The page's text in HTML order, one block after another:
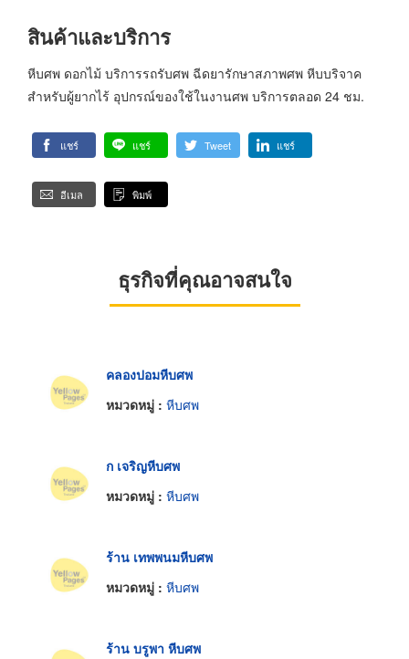
สินค้าและบริการ
หีบศพ ดอกไม้ บริการรถรับศพ ฉีดยารักษาสภาพศพ หีบบริจาค
สำหรับผู้ยากไร้ อุปกรณ์ของใช้ในงานศพ บริการตลอด 24 ชม.
แชร์ แชร์ Tweet แชร์
อีเมล พิมพ์
ธุรกิจที่คุณอาจสนใจ
คลองปอมหีบศพ
หมวดหมู่ : หีบศพ
ก เจริญหีบศพ
หมวดหมู่ : หีบศพ
ร้าน เทพพนมหีบศพ
หมวดหมู่ : หีบศพ
ร้าน บรูพา หีบศพ